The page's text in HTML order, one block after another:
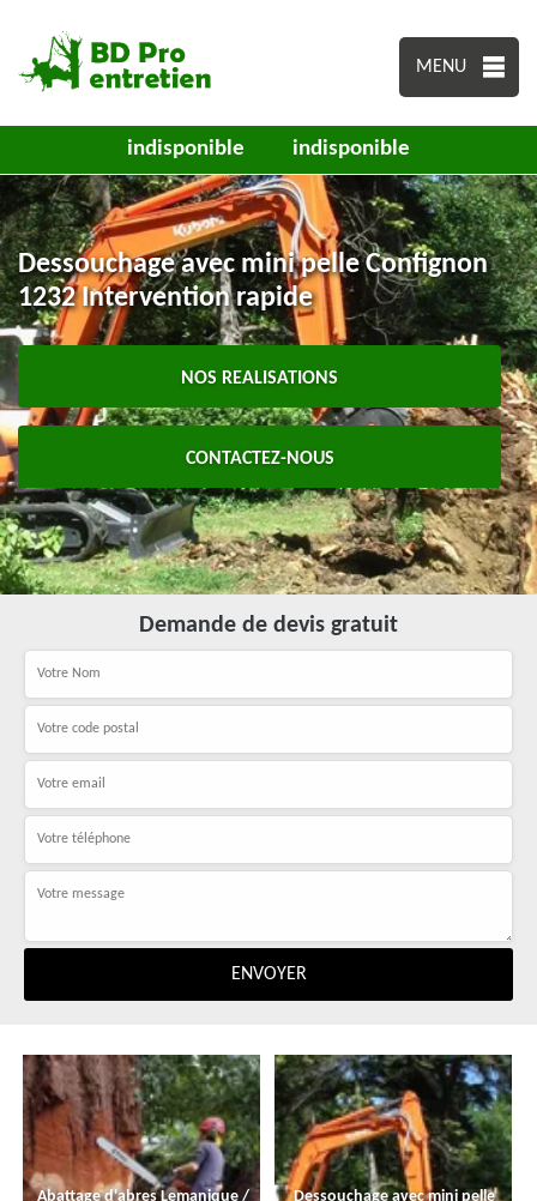
MENU
indisponible indisponible
Dessouchage avec mini pelle Confignon
1232 Intervention rapide
NOS REALISATIONS
CONTACTEZ-NOUS
Demande de devis gratuit
Abattage d'abres Lemanique /
Dessouchage avec mini pelle